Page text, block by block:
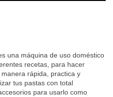
una máquina de uso doméstico
recetas, para hacer
rápida, practica y
tus pastas con total
para usarlo como